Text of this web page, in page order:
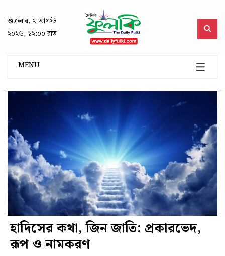
শুক্রবার, ৭ আগস্ট
২০২৬, ১২:০০ রাত
MENU
হাদিসের কথা, জিন জাতি: প্রকারভেদ,
রূপ ও নামকরণ